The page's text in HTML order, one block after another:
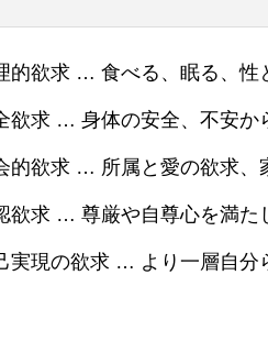
的欲求 … 食べる、眠る、性
欲求 … 身体の安全、不安か
的欲求 … 所属と愛の欲求、
欲求 … 尊厳や自尊心を満た
実現の欲求 … より一層自分